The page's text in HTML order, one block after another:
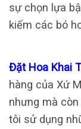
sự chọn lựa
kiếm các bó
Đặt Hoa Khai
hàng của Xứ
nhưng mà
tôi sử dụng